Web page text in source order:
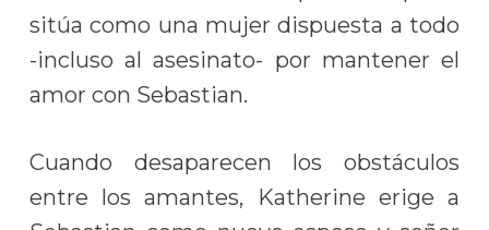
sitúa como una mujer dispuesta a todo
-incluso al asesinato- por mantener el
amor con Sebastian.
Cuando desaparecen los obstáculos
entre los amantes, Katherine erige a